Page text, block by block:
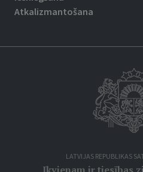
Atkalizmantošana
LATVIJAS REPUBLIKAS